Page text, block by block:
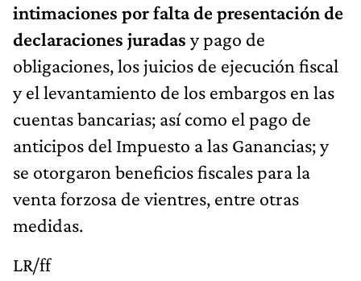
intimaciones por falta de presentación de
declaraciones juradas y pago de
obligaciones, los juicios de ejecución fiscal
y el levantamiento de los embargos en las
cuentas bancarias; así como el pago de
anticipos del Impuesto a las Ganancias; y
se otorgaron beneficios fiscales para la
venta forzosa de vientres, entre otras
medidas.
LR/ff